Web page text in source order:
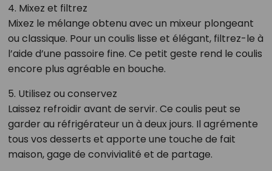
4. Mixez et filtrez
Mixez le mélange obtenu avec un mixeur plongeant
ou classique. Pour un coulis lisse et élégant, filtrez-le à
l’aide d’une passoire fine. Ce petit geste rend le coulis
encore plus agréable en bouche.
5. Utilisez ou conservez
Laissez refroidir avant de servir. Ce coulis peut se
garder au réfrigérateur un à deux jours. Il agrémente
tous vos desserts et apporte une touche de fait
maison, gage de convivialité et de partage.